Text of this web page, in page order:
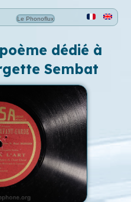
Le Phonoflux
dédié à
Sembat